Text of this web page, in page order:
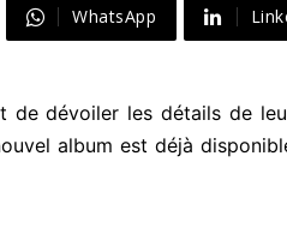
WhatsApp
de dévoiler les détails de
album est déjà